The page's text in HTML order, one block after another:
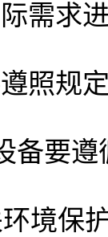
需求
照规
备要遵
境保